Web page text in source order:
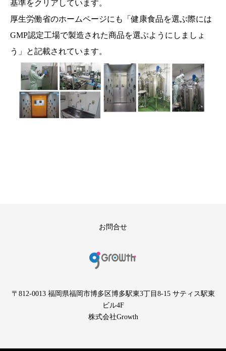
基準をクリアしています。
厚生労働省のホームページにも「健康食品を選ぶ際には
GMP認定工場で製造された商品を選ぶようにしましょ
う」と記載されています。
お問合せ
〒812-0013 福岡県福岡市博多区博多駅東3丁目8-15 サティス駅東
ビル4F
株式会社Growth